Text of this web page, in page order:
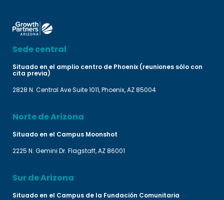
Sede central
Situado en el amplio centro de Phoenix (reuniones sólo con
cita previa)
2828 N. Central Ave Suite 1011, Phoenix, AZ 85004
Norte de Arizona
Situado en el Campus Moonshot
2225 N. Gemini Dr. Flagstaff, AZ 86001
Sur de Arizona
Situado en el Campus de la Fundación Comunitaria